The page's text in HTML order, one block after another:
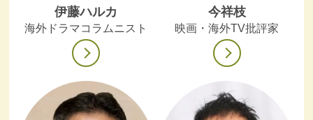
伊藤ハルカ
海外ドラマコラムニスト
今祥枝
映画・海外TV批評家